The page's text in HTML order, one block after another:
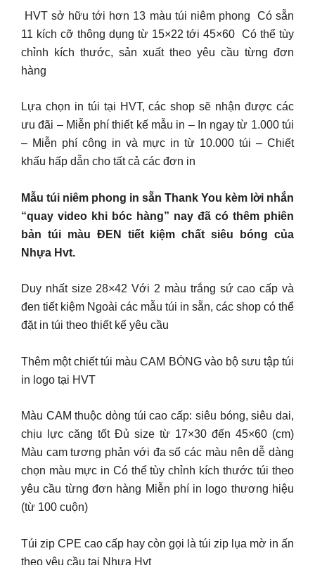
️ HVT sở hữu tới hơn 13 màu túi niêm phong ️ Có sẵn
11 kích cỡ thông dụng từ 15×22 tới 45×60 ️ Có thể tùy
chỉnh kích thước, sản xuất theo yêu cầu từng đơn
hàng
Lựa chọn in túi tại HVT, các shop sẽ nhận được các
ưu đãi – Miễn phí thiết kế mẫu in – In ngay từ 1.000 túi
– Miễn phí công in và mực in từ 10.000 túi – Chiết
khấu hấp dẫn cho tất cả các đơn in
Mẫu túi niêm phong in sẵn Thank You kèm lời nhắn
“quay video khi bóc hàng” nay đã có thêm phiên
bản túi màu ĐEN tiết kiệm chất siêu bóng của
Nhựa Hvt.
Duy nhất size 28×42 Với 2 màu trắng sứ cao cấp và
đen tiết kiệm Ngoài các mẫu túi in sẵn, các shop có thể
đặt in túi theo thiết kế yêu cầu
Thêm một chiết túi màu CAM BÓNG vào bộ sưu tập túi
in logo tại HVT
Màu CAM thuộc dòng túi cao cấp: siêu bóng, siêu dai,
chịu lực căng tốt Đủ size từ 17×30 đến 45×60 (cm)
Màu cam tương phản với đa số các màu nên dễ dàng
chọn màu mực in Có thể tùy chỉnh kích thước túi theo
yêu cầu từng đơn hàng Miễn phí in logo thương hiệu
(từ 100 cuộn)
Túi zip CPE cao cấp hay còn gọi là túi zip lụa mờ in ấn
theo yêu cầu tại Nhựa Hvt